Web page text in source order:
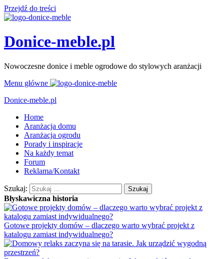
Przejdź do treści
Donice-meble.pl
Nowoczesne donice i meble ogrodowe do stylowych aranżacji
Menu główne
Donice-meble.pl
Home
Aranżacja domu
Aranżacja ogrodu
Porady i inspiracje
Na każdy temat
Forum
Reklama/Kontakt
Szukaj:
Błyskawiczna historia
Gotowe projekty domów – dlaczego warto wybrać projekt z
katalogu zamiast indywidualnego?